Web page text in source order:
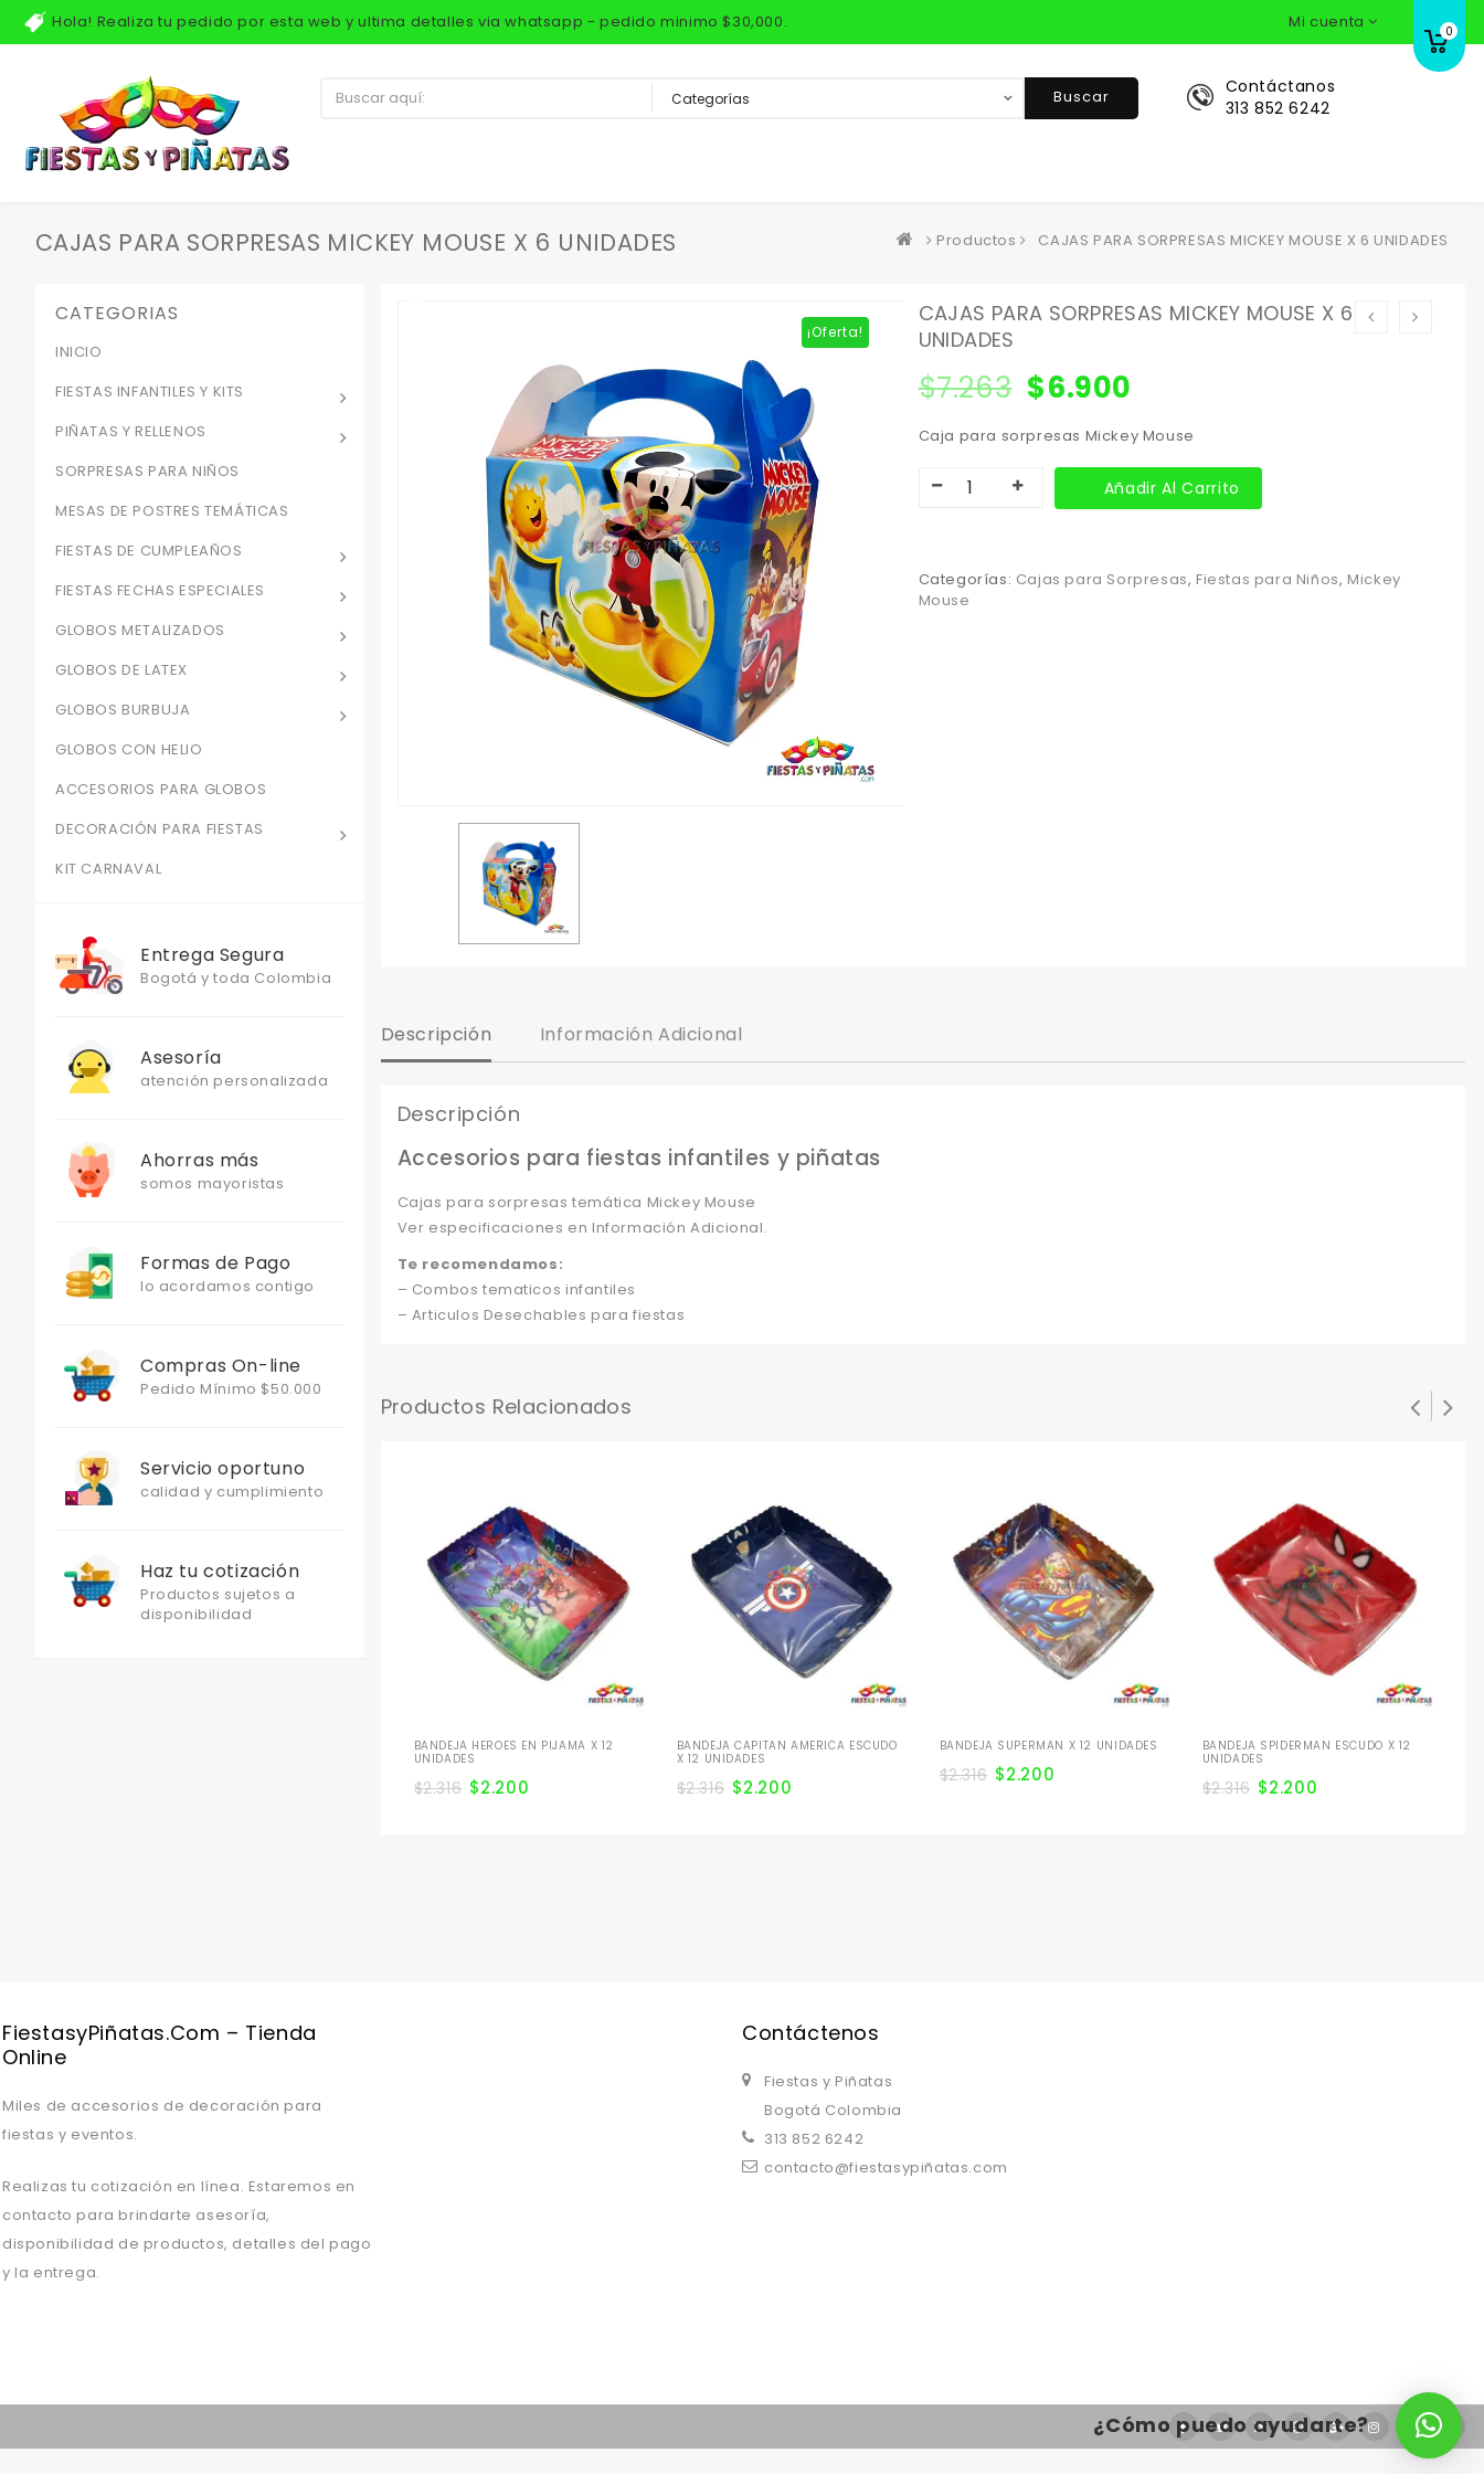
Hola! Realiza tu pedido por esta web y ultima detalles via whatsapp - pedido minimo $30,000. Mi cuenta 0
Contáctanos
313 852 6242
Buscar
CAJAS PARA SORPRESAS MICKEY MOUSE X 6 UNIDADES Productos CAJAS PARA SORPRESAS MICKEY MOUSE X 6 UNIDADES
¡Oferta!
CAJAS PARA SORPRESAS MICKEY MOUSE X 6
UNIDADES
$7.263 $6.900
Caja para sorpresas Mickey Mouse
Añadir Al Carrito
Categorías: Cajas para Sorpresas, Fiestas para Niños, Mickey
Mouse
Descripción Información Adicional
Descripción
Accesorios para fiestas infantiles y piñatas
Cajas para sorpresas temática Mickey Mouse
Ver especificaciones en Información Adicional.
Te recomendamos:
– Combos tematicos infantiles
– Articulos Desechables para fiestas
Productos Relacionados
BANDEJA HEROES EN PIJAMA X 12
UNIDADES
$2.316 $2.200
BANDEJA CAPITAN AMERICA ESCUDO
X 12 UNIDADES
$2.316 $2.200
BANDEJA SUPERMAN X 12 UNIDADES
$2.316 $2.200
BANDEJA SPIDERMAN ESCUDO X 12
UNIDADES
$2.316 $2.200
CATEGORIAS
INICIO
FIESTAS INFANTILES Y KITS
PIÑATAS Y RELLENOS
SORPRESAS PARA NIÑOS
MESAS DE POSTRES TEMÁTICAS
FIESTAS DE CUMPLEAÑOS
FIESTAS FECHAS ESPECIALES
GLOBOS METALIZADOS
GLOBOS DE LATEX
GLOBOS BURBUJA
GLOBOS CON HELIO
ACCESORIOS PARA GLOBOS
DECORACIÓN PARA FIESTAS
KIT CARNAVAL
Entrega Segura
Bogotá y toda Colombia
Asesoría
atención personalizada
Ahorras más
somos mayoristas
Formas de Pago
lo acordamos contigo
Compras On-line
Pedido Mínimo $50.000
Servicio oportuno
calidad y cumplimiento
Haz tu cotización
Productos sujetos a
disponibilidad
FiestasyPiñatas.com – Tienda
Online
Miles de accesorios de decoración para
fiestas y eventos.
Realizas tu cotización en línea. Estaremos en
contacto para brindarte asesoría,
disponibilidad de productos, detalles del pago
y la entrega.
Contáctenos
Fiestas y Piñatas
Bogotá Colombia
313 852 6242
contacto@fiestasypiñatas.com
¿Cómo puedo ayudarte?